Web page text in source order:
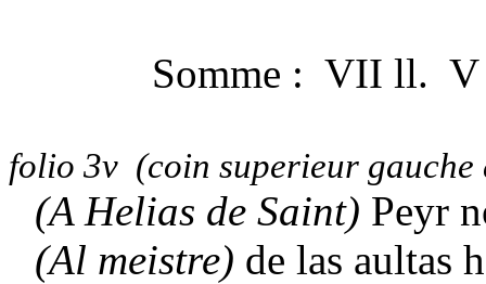
Somme : VII ll.
folio 3v (coin superieur gauche
(A Helias de Saint) Peyr
(Al meistre) de las aultas